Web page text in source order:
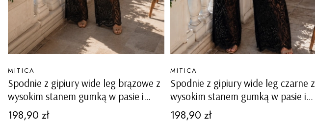
Spodnie z gipiury wide leg brązowe z
wysokim stanem gumką w pasie i
podszewką Peravina
PRODUCENT
MITICA
Cena
198,90 zł
Spodnie z gipiury wide leg czarne z
wysokim stanem gumką w pasie i
podszewką Peravina
PRODUCENT
MITICA
Cena
198,90 zł